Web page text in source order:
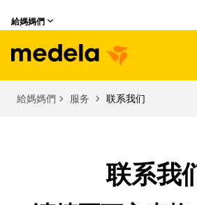
給媽媽們
給媽媽們 服务 联系我们
联系我